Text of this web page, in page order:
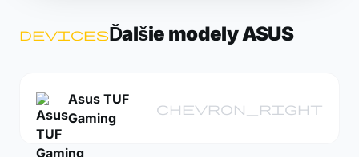
devicesĎalšie modely ASUS
Asus TUF
Gaming
chevron_right